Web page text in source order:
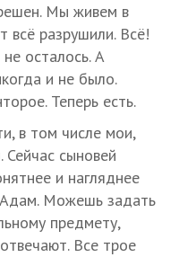
Мы живем в
всё разрушили. Всё!
осталось. А
и не было.
Теперь есть.
в том числе мои,
сыновей
и нагляднее
Можешь задать
предмету,
Все трое